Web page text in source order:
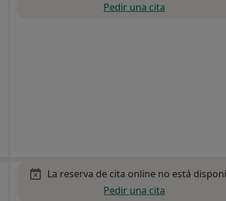
Pedir una cita
La reserva de cita online no está
Pedir una cita